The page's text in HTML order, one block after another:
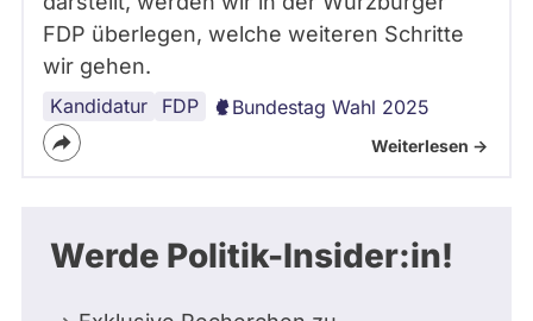
FDP überlegen, welche weiteren Schritte
wir gehen.
Kandidatur FDP Bundestag Wahl 2025
Weiterlesen ->
Werde Politik-Insider:in!